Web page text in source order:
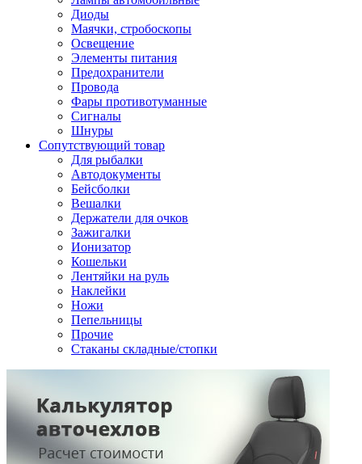
Диоды
Маячки, стробоскопы
Освещение
Элементы питания
Предохранители
Провода
Фары противотуманные
Сигналы
Шнуры
Сопутствующий товар
Для рыбалки
Автодокументы
Бейсболки
Вешалки
Держатели для очков
Зажигалки
Ионизатор
Кошельки
Лентяйки на руль
Наклейки
Ножи
Пепельницы
Прочие
Стаканы складные/стопки